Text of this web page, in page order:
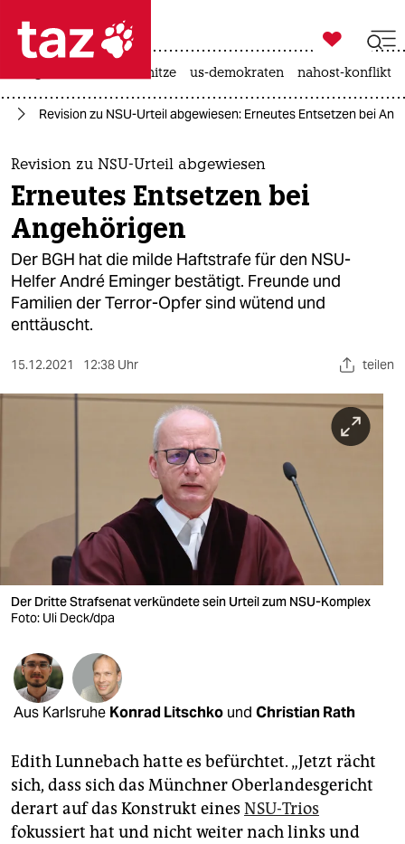
 taz zahl ich
taz zahl ich
themen
politik
öko
gesellschaft
kultur
sport
verlag
veranstaltungen
fragen & hilfe
unterstützen
genossenschaft
epaper login

taz zahl ich
hitze us-demokraten nahost-konflikt
Revision zu NSU-Urteil abgewiesen: Erneutes Entsetzen bei
Revision zu NSU-Urteil abgewiesen
Erneutes Entsetzen bei
Angehörigen
Der BGH hat die milde Haftstrafe für den NSU-
Helfer André Eminger bestätigt. Freunde und
Familien der Terror-Opfer sind wütend und
enttäuscht.
15.12.2021 12:38 Uhr teilen
Der Dritte Strafsenat verkündete sein Urteil zum NSU-Komplex
Foto: Uli Deck/dpa
Aus Karlsruhe Konrad Litschko und Christian Rath
Edith Lunnebach hatte es befürchtet. „Jetzt rächt
sich, dass sich das Münchner Oberlandesgericht
derart auf das Konstrukt eines NSU-Trios
fokussiert hat und nicht weiter nach links und